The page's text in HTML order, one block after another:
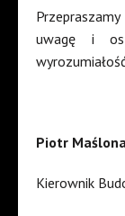
uwagę i
Piotr Maślona
Kierownik